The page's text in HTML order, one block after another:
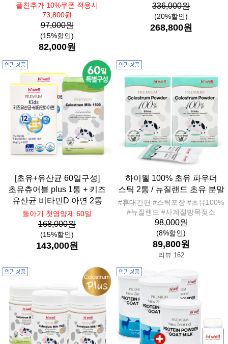
플친추가 10%쿠폰 적용시
73,800원
97,000원
(15%할인)
82,000원
336,000원
(20%할인)
268,800원
[초유+유산균 60일구성]
초유츄어블 plus 1통 + 키즈
유산균 비타민D 아연 2통
돌아기 첫영양제 60일
168,000원
(15%할인)
143,000원
하이웰 100% 초유 파우더
스틱 2통 / 뉴질랜드 초유 분말
#휴대간편 #스틱포장 #초유100%
#뉴질랜드 #사계절방목젖소
98,000원
(8%할인)
89,800원
리뷰 162